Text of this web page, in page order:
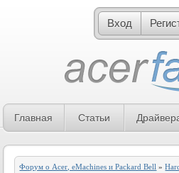
Вход
Главная Статьи
Форум о Acer, eMachines и Packard Bell »